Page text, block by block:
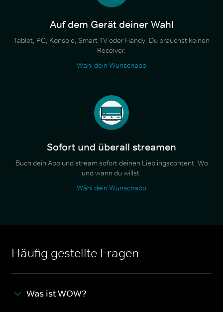
Auf dem Gerät deiner Wahl
Tablet, PC, Konsole, Smart TV oder Handy. Du brauchst keinen
Receiver.
Wähl dein Wunschabo
Sofort und überall streamen
Buch dein Abo und stream sofort deinen Lieblingscontent. Wo
und wann du willst.
Wähl dein Wunschabo
Häufig gestellte Fragen
Was ist WOW?